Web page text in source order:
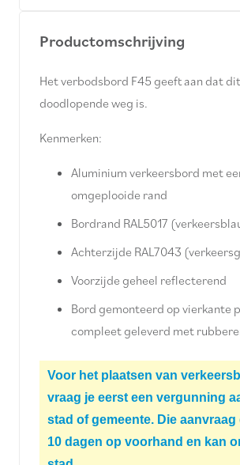
Productomschrijving
Het verbodsbord F45 geeft aan dat
doodlopende weg is.
Kenmerken:
Aluminium verkeersbord met
omgeplooide rand
Bordrand RAL5017
Achterzijde RAL7043
Voorzijde geheel reflecterend
Bord gemonteerd op vierkante
compleet geleverd met
Voor het plaatsen van
vraag je eerst een vergunning
stad of gemeente. Die aanvraag
10 dagen op voorhand en kan